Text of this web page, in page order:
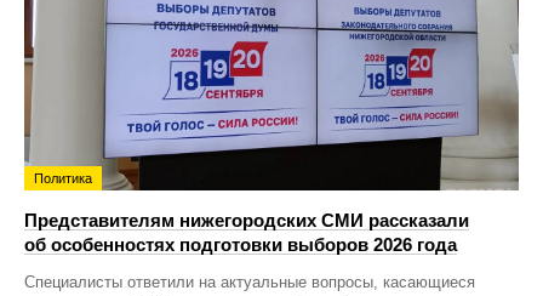
Политика
Представителям нижегородских СМИ рассказали
об особенностях подготовки выборов 2026 года
Специалисты ответили на актуальные вопросы, касающиеся